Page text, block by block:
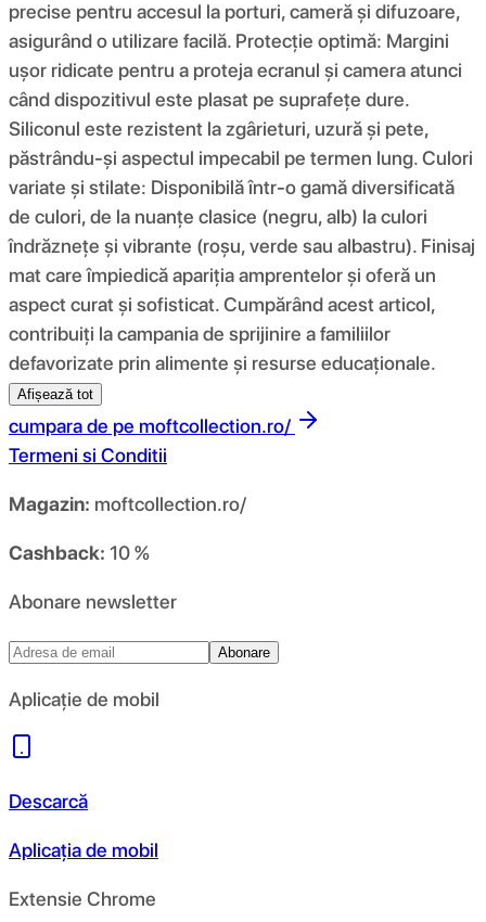
precise pentru accesul la porturi, cameră și difuzoare,
asigurând o utilizare facilă. Protecție optimă: Margini
ușor ridicate pentru a proteja ecranul și camera atunci
când dispozitivul este plasat pe suprafețe dure.
Siliconul este rezistent la zgârieturi, uzură și pete,
păstrându-și aspectul impecabil pe termen lung. Culori
variate și stilate: Disponibilă într-o gamă diversificată
de culori, de la nuanțe clasice (negru, alb) la culori
îndrăznețe și vibrante (roșu, verde sau albastru). Finisaj
mat care împiedică apariția amprentelor și oferă un
aspect curat și sofisticat. Cumpărând acest articol,
contribuiți la campania de sprijinire a familiilor
defavorizate prin alimente și resurse educaționale.
Afișează tot
cumpara de pe moftcollection.ro/
Termeni si Conditii
Magazin: moftcollection.ro/
Cashback: 10 %
Abonare newsletter
Abonare
Aplicație de mobil
Descarcă
Aplicația de mobil
Extensie Chrome